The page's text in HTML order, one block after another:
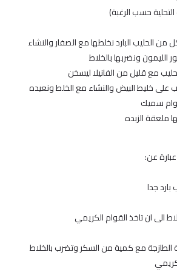
من الحليب البارد نخلطها مع الصفار والنشاء
الليمون ونضربها بالخلاط
مع قليل من الفانيلا ليسخن
على خليط البيض والنشاء مع الخلط ونعيده
قوام سميك
ملعقة الزبده
عن:
جدا
الى ان تاخذ القوام الكريمي
الطازجة مع كمية من السكر وتضرب بالخلاط